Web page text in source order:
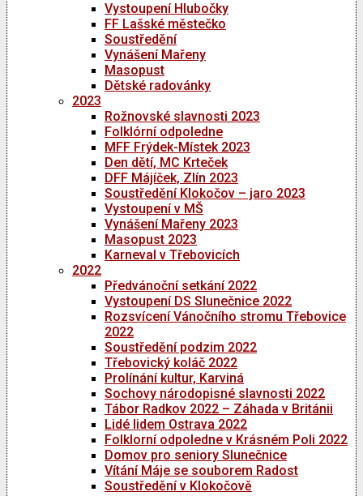
Vystoupení Hlubočky
FF Lašské městečko
Soustředění
Vynášení Mařeny
Masopust
Dětské radovánky
2023
Rožnovské slavnosti 2023
Folklórní odpoledne
MFF Frýdek-Místek 2023
Den dětí, MC Krteček
DFF Májíček, Zlín 2023
Soustředění Klokočov – jaro 2023
Vystoupení v MŠ
Vynášení Mařeny 2023
Masopust 2023
Karneval v Třebovicích
2022
Předvánoční setkání 2022
Vystoupení DS Slunečnice 2022
Rozsvícení Vánočního stromu Třebovice
2022
Soustředění podzim 2022
Třebovický koláč 2022
Prolínání kultur, Karviná
Sochovy národopisné slavnosti 2022
Tábor Radkov 2022 – Záhada v Británii
Lidé lidem Ostrava 2022
Folklorní odpoledne v Krásném Poli 2022
Domov pro seniory Slunečnice
Vítání Máje se souborem Radost
Soustředění v Klokočově